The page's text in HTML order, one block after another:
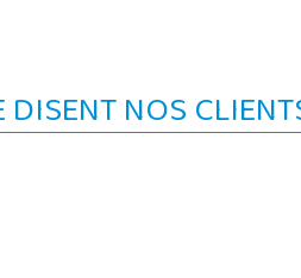
DISENT NOS